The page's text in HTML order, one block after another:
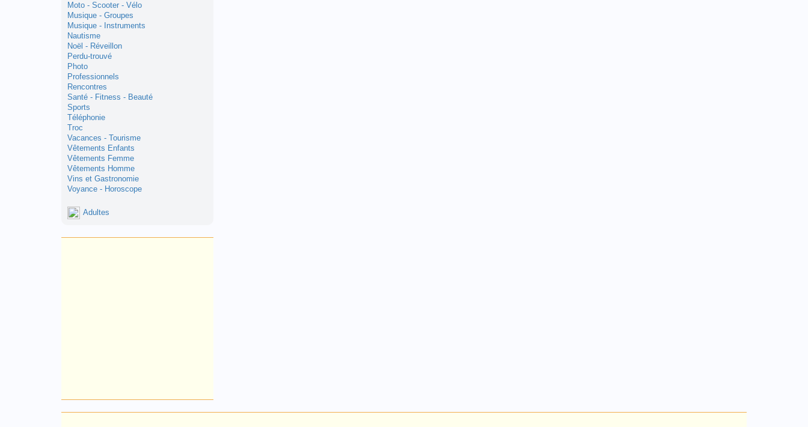
Moto - Scooter - Vélo
Musique - Groupes
Musique - Instruments
Nautisme
Noël - Réveillon
Perdu-trouvé
Photo
Professionnels
Rencontres
Santé - Fitness - Beauté
Sports
Téléphonie
Troc
Vacances - Tourisme
Vêtements Enfants
Vêtements Femme
Vêtements Homme
Vins et Gastronomie
Voyance - Horoscope
Adultes